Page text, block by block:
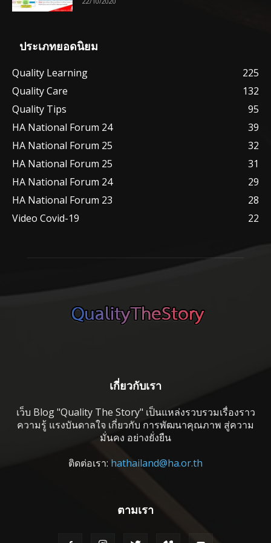
ประเภทยอดนิยม
Quality Learning
225
Quality Care
132
Quality Tips
95
HA National Forum 24
39
HA National Forum 25
32
HA National Forum 25
31
HA National Forum 24
29
HA National Forum 23
28
Video Covid-19
22
เกี่ยวกับเรา
เว็บ Blog "Quality The Story" เป็นแหล่งรวบรวมเรื่องราว
ความรู้ แรงบันดาลใจ เกี่ยวกับ การพัฒนาคุณภาพ สู่ความ
มั่นคง อย่างยั่งยืน
ติดต่อเรา: hathailand@ha.or.th
ตามเรา